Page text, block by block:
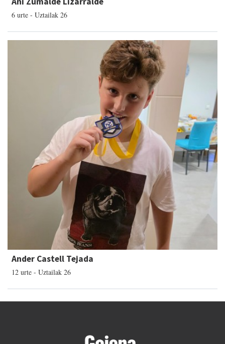
6 urte - Uztailak 26
Ander Castell Tejada
12 urte - Uztailak 26